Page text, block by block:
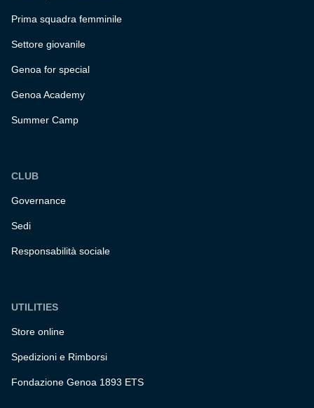
Prima squadra femminile
Settore giovanile
Genoa for special
Genoa Academy
Summer Camp
CLUB
Governance
Sedi
Responsabilità sociale
UTILITIES
Store online
Spedizioni e Rimborsi
Fondazione Genoa 1893 ETS